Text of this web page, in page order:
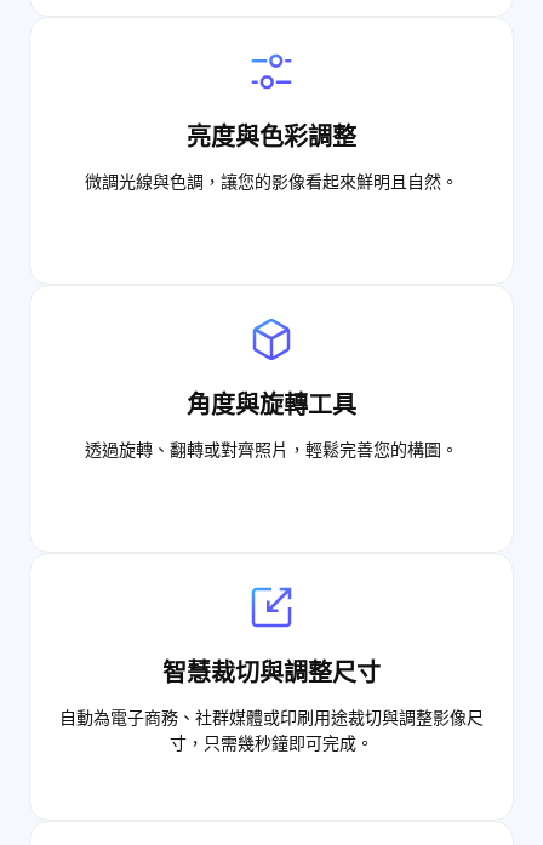
亮度與色彩調整
微調光線與色調，讓您的影像看起來鮮明且自然。
角度與旋轉工具
透過旋轉、翻轉或對齊照片，輕鬆完善您的構圖。
智慧裁切與調整尺寸
自動為電子商務、社群媒體或印刷用途裁切與調整影像尺
寸，只需幾秒鐘即可完成。